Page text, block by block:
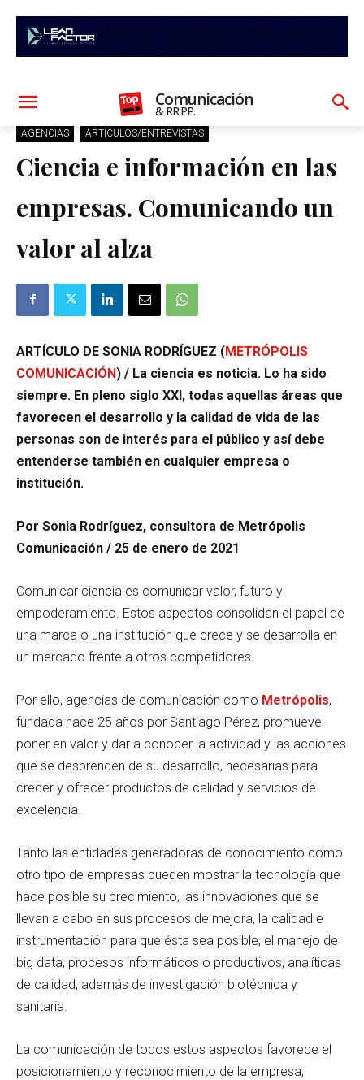
Comunicación
& RR.PP.
AGENCIAS ARTÍCULOS/ENTREVISTAS
Ciencia e información en las
empresas. Comunicando un
valor al alza
ARTÍCULO DE SONIA RODRÍGUEZ (METRÓPOLIS
COMUNICACIÓN) / La ciencia es noticia. Lo ha sido
siempre. En pleno siglo XXI, todas aquellas áreas que
favorecen el desarrollo y la calidad de vida de las
personas son de interés para el público y así debe
entenderse también en cualquier empresa o
institución.
Por Sonia Rodríguez, consultora de Metrópolis
Comunicación / 25 de enero de 2021
Comunicar ciencia es comunicar valor, futuro y
empoderamiento. Estos aspectos consolidan el papel de
una marca o una institución que crece y se desarrolla en
un mercado frente a otros competidores.
Por ello, agencias de comunicación como Metrópolis,
fundada hace 25 años por Santiago Pérez, promueve
poner en valor y dar a conocer la actividad y las acciones
que se desprenden de su desarrollo, necesarias para
crecer y ofrecer productos de calidad y servicios de
excelencia.
Tanto las entidades generadoras de conocimiento como
otro tipo de empresas pueden mostrar la tecnología que
hace posible su crecimiento, las innovaciones que se
llevan a cabo en sus procesos de mejora, la calidad e
instrumentación para que ésta sea posible, el manejo de
big data, procesos informáticos o productivos, analíticas
de calidad, además de investigación biotécnica y
sanitaria.
La comunicación de todos estos aspectos favorece el
posicionamiento y reconocimiento de la empresa,